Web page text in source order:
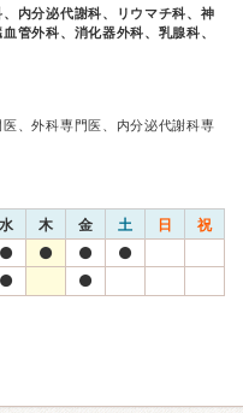
内分泌代謝科、リウマチ科、神
管外科、消化器外科、乳腺科、
、外科専門医、内分泌代謝科専
水 木 金 土 日 祝